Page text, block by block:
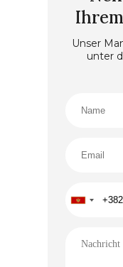
Unser
unter